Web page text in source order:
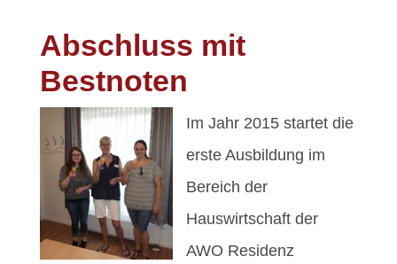
Abschluss mit
Bestnoten
Im Jahr 2015 startet die
erste Ausbildung im
Bereich der
Hauswirtschaft der
AWO Residenz